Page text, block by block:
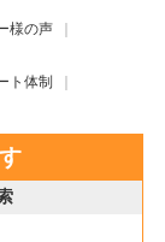
様の声
ト体制